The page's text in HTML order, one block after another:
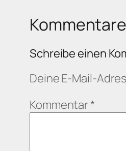
Kommentare
Schreibe einen
Deine E-Mail-
Kommentar *